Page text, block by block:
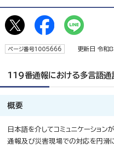
ページ番号1005666 更新日 令和8
119番通報における多言語通
概要
日本語を介してコミュニケーショ
通報及び災害現場での対応を円滑